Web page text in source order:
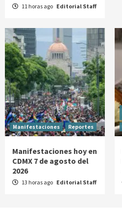
11 horas ago Editorial Staff
Manifestaciones Reportes
Manifestaciones hoy en
CDMX 7 de agosto del
2026
13 horas ago Editorial Staff